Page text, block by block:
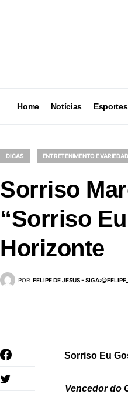
Home Notícias Esportes
DICAS ENTRETENIMENTO E
Sorriso
“Sorriso
Horizonte
POR FELIPE DE JESUS -
Sorriso Eu
Vencedor do